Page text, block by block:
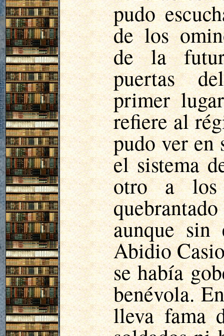
pudo
de los
de la
puertas
primer
refiere al
pudo ver en
el sistema
otro a los
aunque
Abidio
se había
benévola.
lleva fama